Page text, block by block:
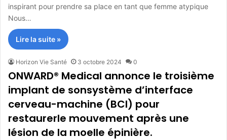
inspirant pour prendre sa place en tant que femme atypique
Nous…
Lire la suite »
Horizon Vie Santé 3 octobre 2024 0
ONWARD® Medical annonce le troisième
implant de sonsystème d’interface
cerveau-machine (BCI) pour
restaurerle mouvement après une
lésion de la moelle épinière.